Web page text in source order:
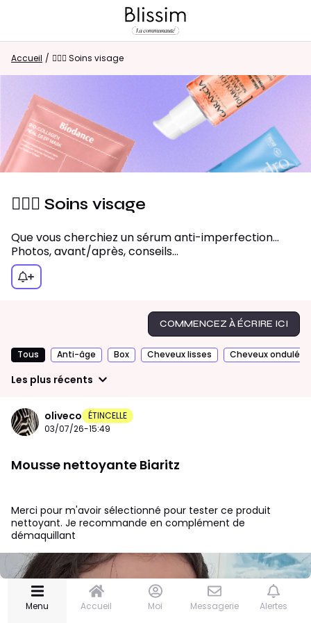
Retour au magasin
Visiteur
0
CONNEXION/INSCRIPTION
Rechercher dans la communauté
⭐ Nouveau sur la communauté ?
Découvrez
comment faire vos premiers pas ici !
JE PARTICIPE
🏆 Concours En cours
📆 Évènements
👩🏽‍🔬 Tests produits
🎙️ Podcast
MON COIN BEAUTÉ
💁🏻‍♀️ Soins visage
💄 Maquillage
Accueil / 💁🏻‍♀️ Soins visage
💁🏻‍♀️ Soins visage
Que vous cherchiez un sérum anti-imperfections, une routine anti-âge ou un avis sur une crème reçue dans la box, tout ce qui concerne les soins visage se partage ici.
Photos, avant/après, conseils…
COMMENCEZ À ÉCRIRE ICI
Tous Anti-âge Box Cheveux lisses Cheveux
Les plus récents
oliveco ÉTINCELLE
03/07/26-15:49
Mousse nettoyante Biaritz
Merci pour m'avoir sélectionné pour tester ce produit
nettoyant. Je recommande en complément de
démaquillant
Menu Accueil Moi Messagerie Alertes